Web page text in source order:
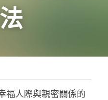
In】
福人際與親密關係的